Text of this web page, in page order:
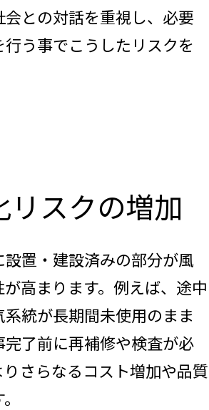
との対話を重視し、必要
う事でこうしたリスクを
スクの増加
置・建設済みの部分が風
高まります。例えば、途中
統が長期間未使用のまま
了前に再補修や検査が必
さらなるコスト増加や品質